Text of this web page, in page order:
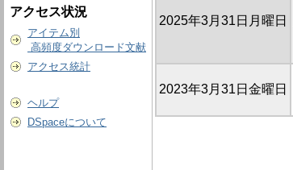
アクセス状況
アイテム別
高頻度ダウンロード文献
アクセス統計
ヘルプ
DSpaceについて
2025年3月31日月曜日
2023年3月31日金曜日